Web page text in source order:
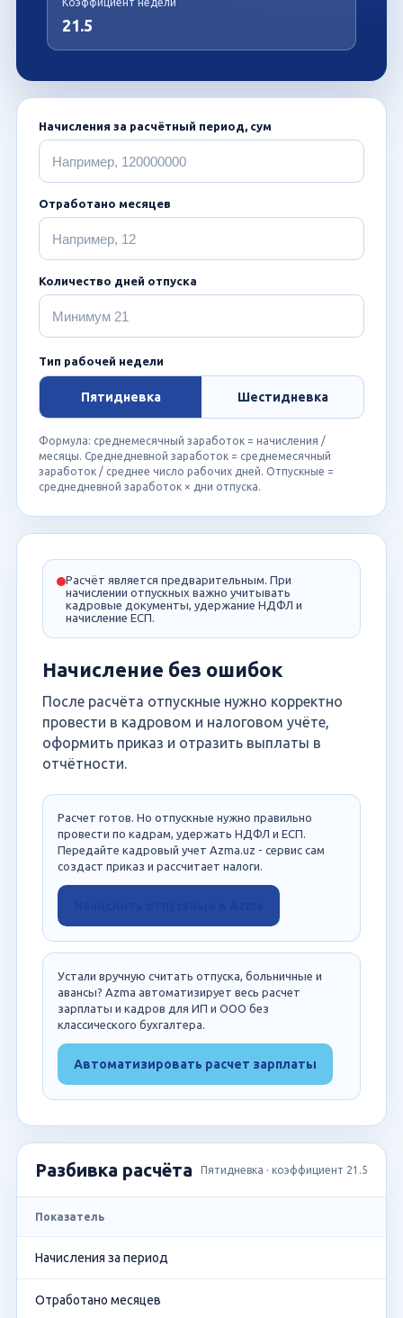
21.5
Начисления за расчётный период, сум
Отработано месяцев
Количество дней отпуска
Тип рабочей недели
Пятидневка Шестидневка
Формула: среднемесячный заработок = начисления /
месяцы. Среднедневной заработок = среднемесячный
заработок / среднее число рабочих дней. Отпускные =
среднедневной заработок × дни отпуска.
Расчёт является предварительным. При
начислении отпускных важно учитывать
кадровые документы, удержание НДФЛ и
начисление ЕСП.
Начисление без ошибок
После расчёта отпускные нужно корректно
провести в кадровом и налоговом учёте,
оформить приказ и отразить выплаты в
отчётности.
Расчет готов. Но отпускные нужно правильно
провести по кадрам, удержать НДФЛ и ЕСП.
Передайте кадровый учет Azma.uz - сервис сам
создаст приказ и рассчитает налоги.
Устали вручную считать отпуска, больничные и
авансы? Azma автоматизирует весь расчет
зарплаты и кадров для ИП и ООО без
классического бухгалтера.
Автоматизировать расчет зарплаты
Разбивка расчёта Пятидневка · коэффициент 21.5
Показатель
Начисления за период
Отработано месяцев